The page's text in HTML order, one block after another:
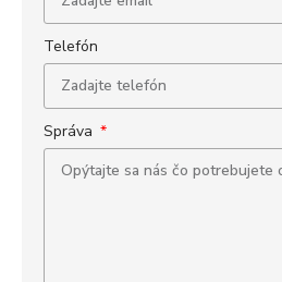
Telefón
Správa